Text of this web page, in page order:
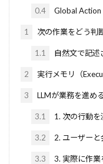
0.4 Global Action
1 次の作業をどう判
1.1 自然文で記述
2 実行メモリ（
3 LLMが業務を進め
3.1 1. 次の行動
3.2 2. ユーザー
3.3 3. 実際に作